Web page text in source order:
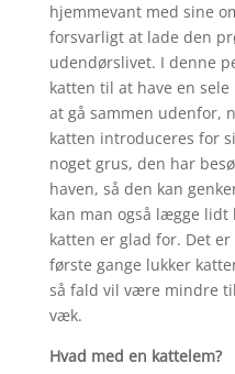
hjemmevant med sine
forsvarligt at lade den
udendørslivet. I denne
katten til at have en
at gå sammen udenfor,
katten introduceres for
noget grus, den har
haven, så den kan
kan man også lægge lidt
katten er glad for. Det
første gange lukker
så fald vil være mindre
væk.
Hvad med en kattelem?